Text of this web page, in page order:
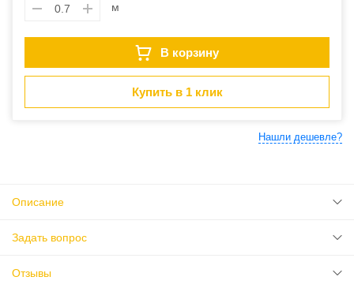
м
В корзину
Купить в 1 клик
Нашли дешевле?
Описание
Задать вопрос
Отзывы